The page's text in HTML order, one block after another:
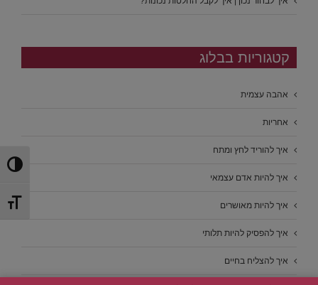
מתג
קטגוריות בבלוג
אהבה עצמית
אחריות
איך להוריד לחץ ומתח
איך להיות אדם עצמאי
איך להיות מאושרים
איך להפסיק להיות תלותי
איך להצליח בחיים